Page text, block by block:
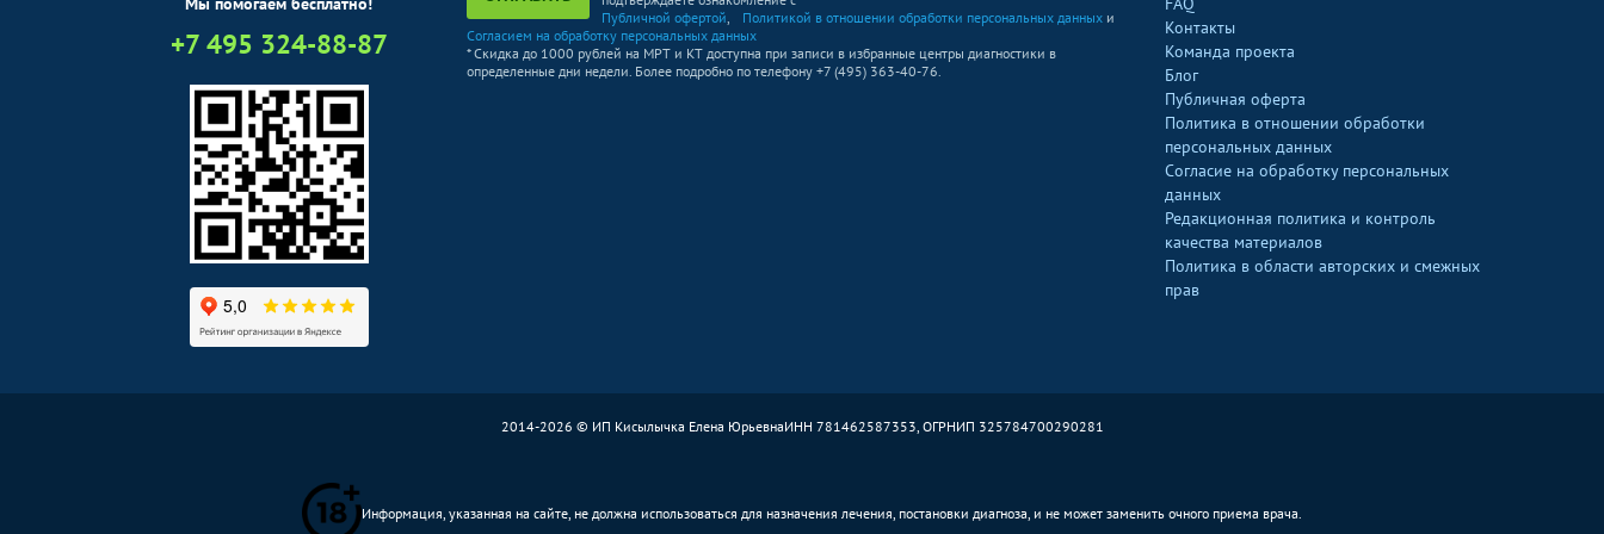
+7 495 324-88-87
Публичной офертой, Политикой в отношении обработки персональных данных и
Согласием на обработку персональных данных
* Скидка до 1000 рублей на МРТ и КТ доступна при записи в избранные центры диагностики в
определенные дни недели. Более подробно по телефону +7 (495) 363-40-76.
Контакты
Команда проекта
Блог
Публичная оферта
Политика в отношении обработки
персональных данных
Согласие на обработку персональных
данных
Редакционная политика и контроль
качества материалов
Политика в области авторских и смежных
прав
2014-2026 © ИП Кисылычка Елена ЮрьевнаИНН 781462587353, ОГРНИП 325784700290281
Информация, указанная на сайте, не должна использоваться для назначения лечения, постановки диагноза, и не может заменить очного приема врача.